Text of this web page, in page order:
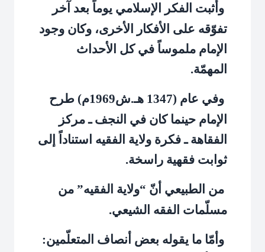
وأثبت الفكر الإسلامي يوماً بعد آخر
تفوّقه على الأفكار الأخرى، وكان وجود
الإمام ملموساً في كل الأحداث
المهمّة.
وفي عام (1347 هـ.ش1969م) طرح
الإمام حينما كان في النجف ـ مركز
الفقاهة ـ فكرة ولاية الفقيه استناداً إلى
ثوابت فقهية راسخة.
من الطبيعي أنّ “ولاية الفقيه” من
مسلّمات الفقه الشيعي.
وأمّا ما يقوله بعض أنصاف المتعلّمين: